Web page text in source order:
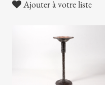
Ajouter à votre liste